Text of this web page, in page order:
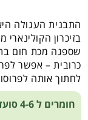
התבנית העגולה
בזיכרון
שספגה מכת חום
כרובית – אפשר
לחתוך אותה
חומרים ל 4-6 סועדים: